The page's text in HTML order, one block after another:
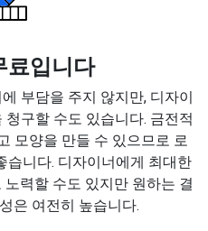
료입니다
부담을 주지 않지만, 디자이
구할 수도 있습니다. 금전적
모양을 만들 수 있으므로 로
습니다. 디자이너에게 최대한
력할 수도 있지만 원하는 결
은 여전히 높습니다.